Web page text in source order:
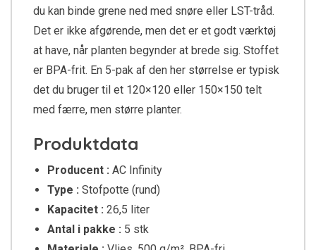
du kan binde grene ned med snøre eller LST-tråd.
Det er ikke afgørende, men det er et godt værktøj
at have, når planten begynder at brede sig. Stoffet
er BPA-frit. En 5-pak af den her størrelse er typisk
det du bruger til et 120×120 eller 150×150 telt
med færre, men større planter.
Produktdata
Producent : AC Infinity
Type : Stofpotte (rund)
Kapacitet : 26,5 liter
Antal i pakke : 5 stk